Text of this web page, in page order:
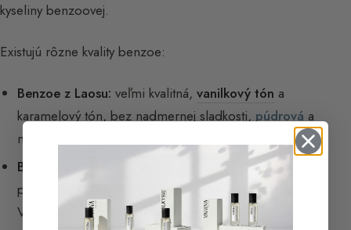
kyseliny benzoovej.
Existujú rôzne kvality benzoe:
Benzoe z Laosu: veľmi kvalitná,vanilkový tón a
karamelový tón, bez nadmernej sladkosti, púdrová a
mliečna.
Benzoe zo Siamu:
je to odroda veľmi vyhľadávaná
parfumérmi. Je veľmi vzácna, a teda aj veľmi drahá.
Vykazuje veľmi výraznúvanilkovú facetu
. Farmári